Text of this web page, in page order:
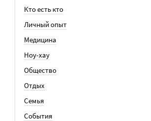
Кто есть кто
Личный опыт
Медицина
Ноу-хау
Общество
Отдых
Семья
События